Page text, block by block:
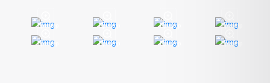
Пример Пример Пример Пример
Пример Пример Пример Пример